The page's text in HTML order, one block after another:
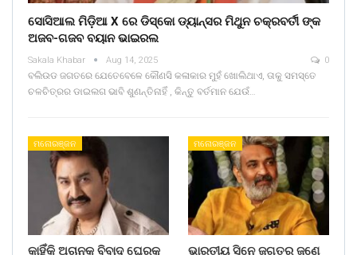
ସୋସିଆଲ ମିଡ଼ିଆ X ରେ ଡିସ୍କୋ ଡ୍ୟାନ୍ସର ମିଥୁନ ଚକ୍ରବର୍ତୀ ଙ୍କ
ଅଜବ-ଗଜବ ବୟାନ ଭାଇରଲ
Sakala Khabar Aug 14, 2025 0
ବଲିଉଡ ଜଗତରେ ଯେତେବେଳେ କୌଣସି କଳାକାର ମୁହଁ ଖୋଲିଥାଏ, ତାକୁ ସମସ୍ତେ
ଚଳଚିତ୍ରର ଡାଇଲଗ ଭାବି ଶୁଣନ୍ତିନାହିଁ , କିନ୍ତୁ ବର୍ତମାନ ଯେଉଁ…
ମନୋରଞ୍ଜନ
କାହିଁକି ଅଚାନକ ବିବାଦ ଘେରକୁ
ମନୋରଞ୍ଜନ
ଭାରତୀୟ ସିନେ ଜଗତର ଜଣେ